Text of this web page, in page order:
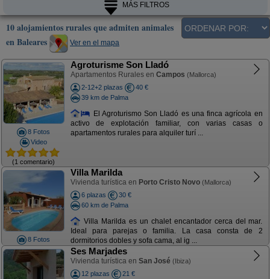
MÁS FILTROS
10 alojamientos rurales que admiten animales
en Baleares
Ver en el mapa
8 Fotos
Video
(1 comentario)
Agroturisme Son Lladó
Apartamentos Rurales en Campos (Mallorca)
2-12+2 plazas
40 €
39 km de Palma
El Agroturismo Son Lladó es una finca agrícola en
activo de explotación familiar, con varias casas o
apartamentos rurales para alquiler turí ...
8 Fotos
Villa Marilda
Vivienda turística en Porto Cristo Novo (Mallorca)
6 plazas
30 €
60 km de Palma
Villa Marilda es un chalet encantador cerca del mar.
Ideal para parejas o familia. La casa consta de 2
dormitorios dobles y sofa cama, al ig ...
Ses Marjades
Vivienda turística en San José (Ibiza)
12 plazas
21 €